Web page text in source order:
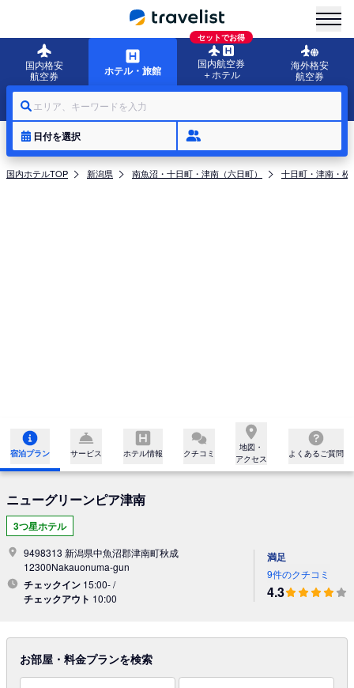
国内格安
航空券
ホテル・旅館
セットでお得
国内航空券
＋ホテル
海外格安
航空券
エリア、キーワードを入力
日付を選択
国内ホテルTOP 新潟県 南魚沼・十日町・津南（六日町） 十日町・津南・松
宿泊プラン サービス ホテル情報 クチコミ
地図・
アクセス
よくあるご質問
ニューグリーンピア津南
3つ星ホテル
9498313 新潟県中魚沼郡津南町秋成
12300Nakauonuma-gun
チェックイン 15:00- /
チェックアウト 10:00
満足
9件のクチコミ
4.3
お部屋・料金プランを検索